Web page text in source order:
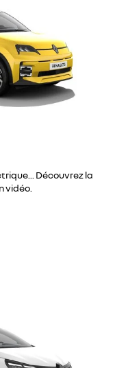
Découvrez la
vidéo.